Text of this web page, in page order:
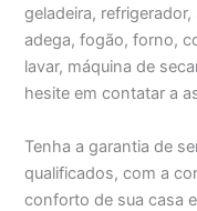
geladeira,
adega, fogão, forno,
lavar, máquina de
hesite em contatar a
Tenha a garantia de
qualificados, com a
conforto de sua casa